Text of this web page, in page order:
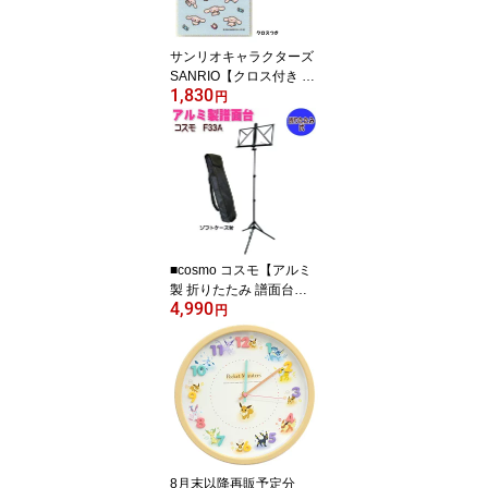
37345【楽ギフ_包装選
択】クラックス
サンリオキャラクターズ
SANRIO【クロス付き メ
ガネケース】眼鏡ケース
ハードケース メガネ拭き
マグネット式 かわいい
おしゃれ キッズ レディ
ース ギフト シナモロー
ル 093164/KM-228308
【楽ギフ_包装選択】パ
1,830 円
■cosmo コスモ【アルミ
製 折りたたみ 譜面台】
ソフトケース付き 譜面押
さえ付き 楽器 音楽 練習
部活 学校 楽団 吹奏楽 演
奏 軽量 ブラック 黒 F-33
A [後払不可]【ラッピン
グ不可】 NMG
4,990 円
8月末以降再販予定分